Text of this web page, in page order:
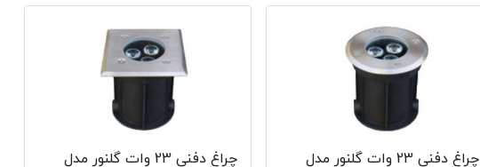
چراغ دفنی 23 وات گلنور مدل
چراغ دفنی 23 وات گلنور مدل